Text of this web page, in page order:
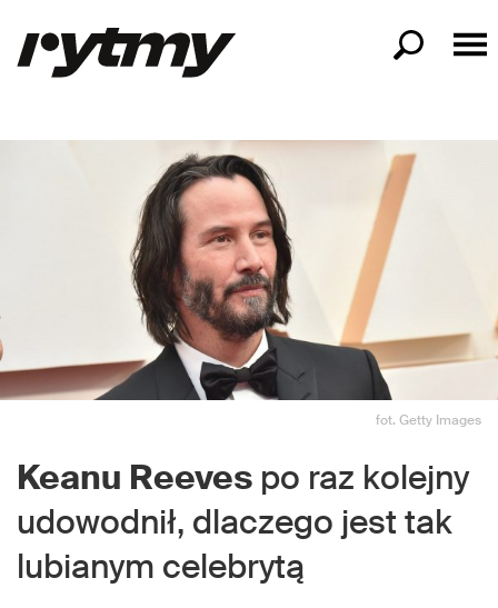
fot. Getty Images
Keanu Reeves po raz kolejny
udowodnił, dlaczego jest tak
lubianym celebrytą